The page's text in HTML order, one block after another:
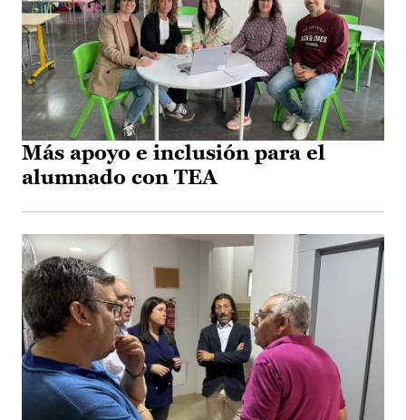
Más apoyo e inclusión para el
alumnado con TEA